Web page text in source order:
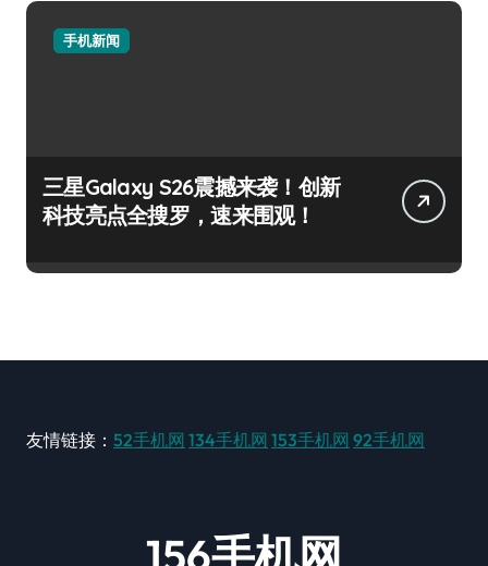
手机新闻
三星Galaxy S26震撼来袭！创新
科技亮点全搜罗，速来围观！
友情链接： 52手机网 134手机网 153手机网 92手机网
156手机网